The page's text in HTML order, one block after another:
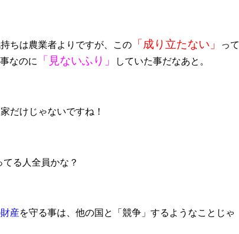
ちは農業者よりですが、この 「成り立たない」
って
なのに 「見ないふり」 していた事だなあと。
だけじゃないですね！
てる人全員かな？
産を守る事は、他の国と「競争」するようなことじゃ